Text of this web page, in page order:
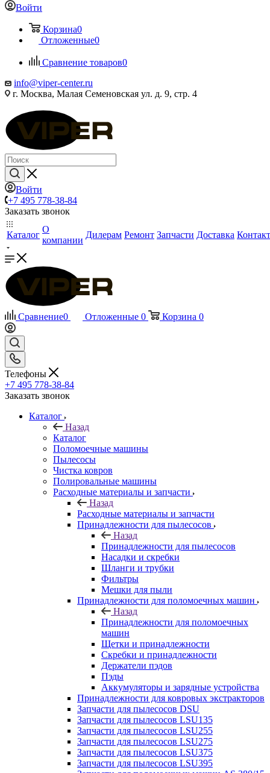
Войти
Корзина0
Отложенные0
Сравнение товаров0
info@viper-center.ru
г. Москва, Малая Семеновская ул. д. 9, стр. 4
Войти
+7 495 778-38-84
Заказать звонок
Каталог
О
компании
Дилерам Ремонт Запчасти Доставка
Сравнение0 Отложенные 0 Корзина 0
Телефоны
+7 495 778-38-84
Заказать звонок
Каталог
Назад
Каталог
Поломоечные машины
Пылесосы
Чистка ковров
Полировальные машины
Расходные материалы и запчасти
Назад
Расходные материалы и запчасти
Принадлежности для пылесосов
Назад
Принадлежности для пылесосов
Насадки и скребки
Шланги и трубки
Фильтры
Мешки для пыли
Принадлежности для поломоечных машин
Назад
Принадлежности для поломоечных
машин
Щетки и принадлежности
Скребки и принадлежности
Держатели пэдов
Пэды
Аккумуляторы и зарядные устройства
Принадлежности для ковровых экстракторов
Запчасти для пылесосов DSU
Запчасти для пылесосов LSU135
Запчасти для пылесосов LSU255
Запчасти для пылесосов LSU275
Запчасти для пылесосов LSU375
Запчасти для пылесосов LSU395